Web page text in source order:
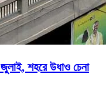
শহরে উধাও চেনা